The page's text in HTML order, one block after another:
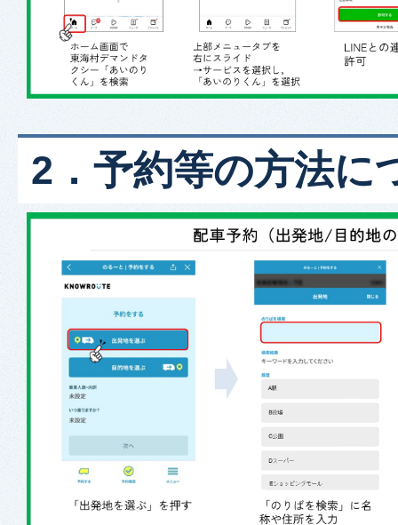
2．予約等の方法に